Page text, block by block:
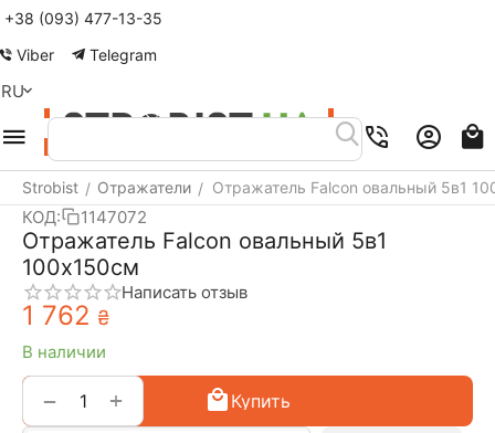
+38 (093) 477-13-35
Viber
Telegram
RU
Strobist / Отражатели / Отражатель Falcon овальный 5в1
КОД: 1147072
Отражатель Falcon овальный 5в1
100x150см
Написать отзыв
1 762 ₴
В наличии
+
−
Купить